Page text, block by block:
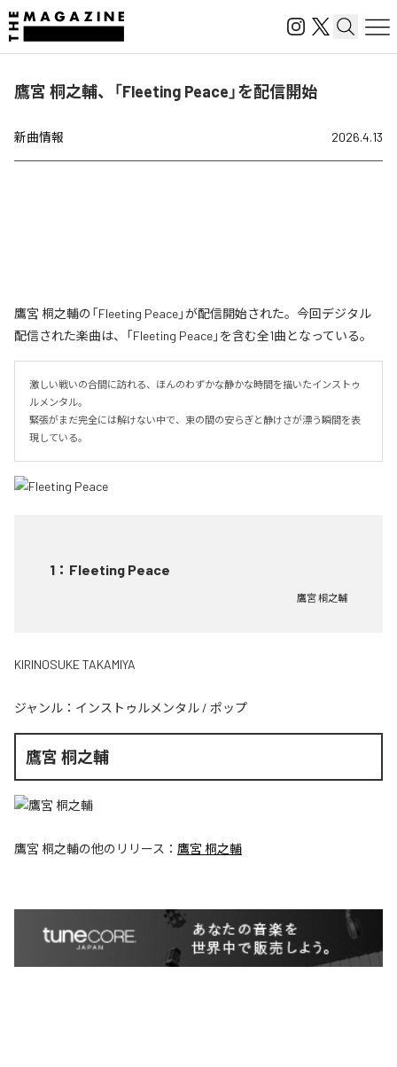
鷹宮 桐之輔、「Fleeting Peace」を配信開始
新曲情報 2026.4.13
鷹宮 桐之輔の「Fleeting Peace」が配信開始された。今回デジタル
配信された楽曲は、「Fleeting Peace」を含む全1曲となっている。
激しい戦いの合間に訪れる、ほんのわずかな静かな時間を描いたインストゥ
ルメンタル。
緊張がまだ完全には解けない中で、束の間の安らぎと静けさが漂う瞬間を表
現している。
1 ： Fleeting Peace
鷹宮 桐之輔
KIRINOSUKE TAKAMIYA
ジャンル： インストゥルメンタル / ポップ
鷹宮 桐之輔
鷹宮 桐之輔の他のリリース： 鷹宮 桐之輔